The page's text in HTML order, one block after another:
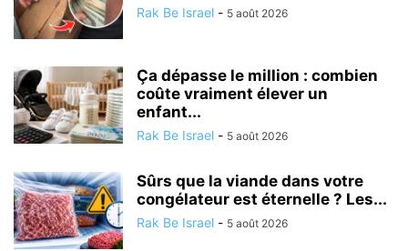
Rak Be Israel - 5 août 2026
Ça dépasse le million : combien
coûte vraiment élever un
enfant...
Rak Be Israel - 5 août 2026
Sûrs que la viande dans votre
congélateur est éternelle ? Les...
Rak Be Israel - 5 août 2026